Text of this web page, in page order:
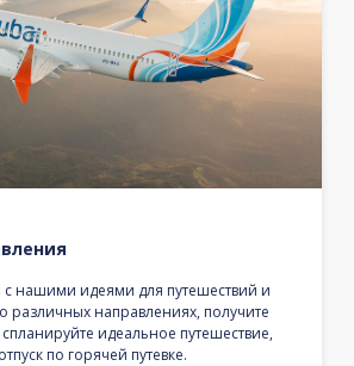
с нашими идеями для путешествий и
направлениях, получите
идеальное путешествие,
по горячей путевке.